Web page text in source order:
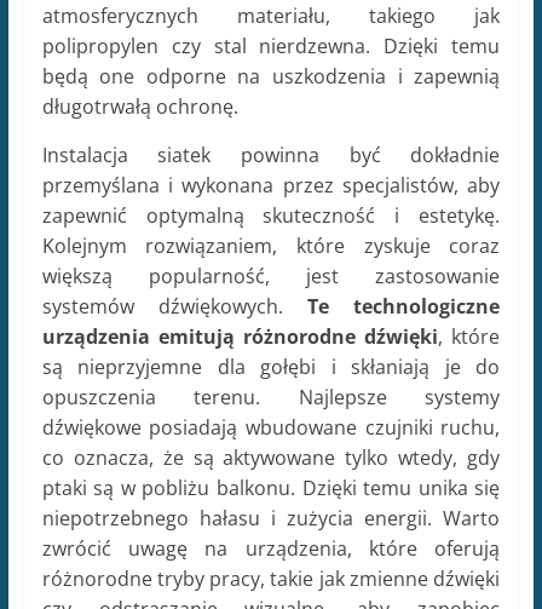
atmosferycznych materiału, takiego jak
polipropylen czy stal nierdzewna. Dzięki temu
będą one odporne na uszkodzenia i zapewnią
długotrwałą ochronę.
Instalacja siatek powinna być dokładnie
przemyślana i wykonana przez specjalistów, aby
zapewnić optymalną skuteczność i estetykę.
Kolejnym rozwiązaniem, które zyskuje coraz
większą popularność, jest zastosowanie
systemów dźwiękowych. Te technologiczne
urządzenia emitują różnorodne dźwięki, które
są nieprzyjemne dla gołębi i skłaniają je do
opuszczenia terenu. Najlepsze systemy
dźwiękowe posiadają wbudowane czujniki ruchu,
co oznacza, że są aktywowane tylko wtedy, gdy
ptaki są w pobliżu balkonu. Dzięki temu unika się
niepotrzebnego hałasu i zużycia energii. Warto
zwrócić uwagę na urządzenia, które oferują
różnorodne tryby pracy, takie jak zmienne dźwięki